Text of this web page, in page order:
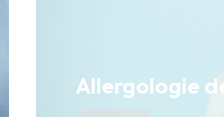
Allergologie